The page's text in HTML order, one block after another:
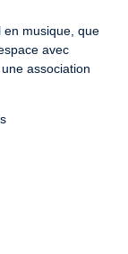
en musique, que
avec
association